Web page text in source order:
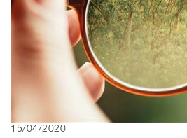
15/04/2020